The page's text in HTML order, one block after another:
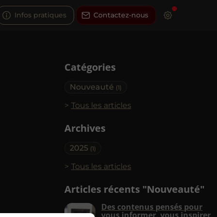
Infos pratiques Contactez-nous
Catégories
Nouveauté (1)
Tous les articles
Archives
2025 (1)
Tous les articles
Articles récents "Nouveauté"
Des contenus pensés pour